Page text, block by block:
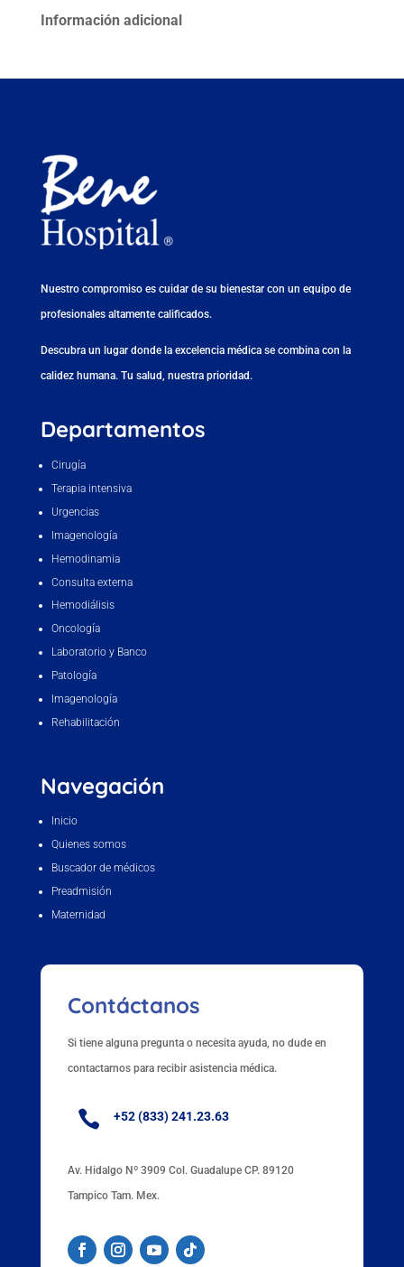
Información adicional
Nuestro compromiso es cuidar de su bienestar con un equipo de
profesionales altamente calificados.
Descubra un lugar donde la excelencia médica se combina con la
calidez humana. Tu salud, nuestra prioridad.
Departamentos
Cirugía
Terapia intensiva
Urgencias
Imagenología
Hemodinamia
Consulta externa
Hemodiálisis
Oncología
Laboratorio y Banco
Patología
Imagenología
Rehabilitación
Navegación
Inicio
Quienes somos
Buscador de médicos
Preadmisión
Maternidad
Contáctanos
Si tiene alguna pregunta o necesita ayuda, no dude en
contactarnos para recibir asistencia médica.
 +52 (833) 241.23.63
Av. Hidalgo Nº 3909 Col. Guadalupe CP. 89120
Tampico Tam. Mex.